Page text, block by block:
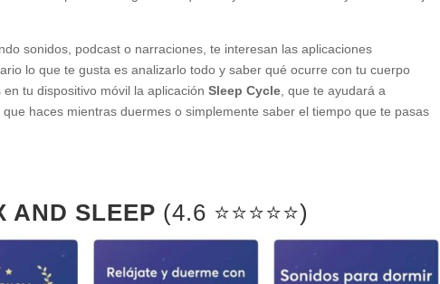
sonidos, podcast o narraciones, te interesan las aplicaciones
lo que te gusta es analizarlo todo y saber qué ocurre con tu cuerpo
tu dispositivo móvil la aplicaciónSleep Cycle , que te ayudará a
haces mientras duermes o simplemente saber el tiempo que te pasas
AND SLEEP (4.6 ⭐️⭐️⭐️⭐️⭐️)